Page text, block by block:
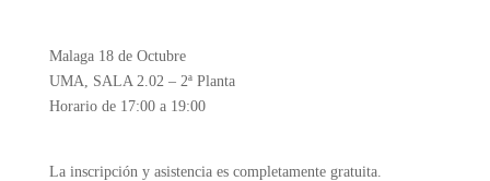
Malaga 18 de Octubre
UMA, SALA 2.02 – 2ª Planta
Horario de 17:00 a 19:00
La inscripción y asistencia es completamente gratuita.